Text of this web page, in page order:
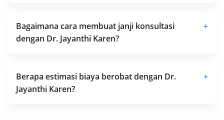
Bagaimana cara membuat janji konsultasi
dengan Dr. Jayanthi Karen?
+
Berapa estimasi biaya berobat dengan Dr.
Jayanthi Karen?
+